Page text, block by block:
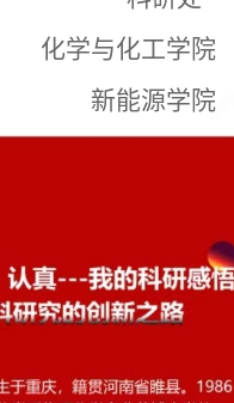
化学与化工学院
新能源学院